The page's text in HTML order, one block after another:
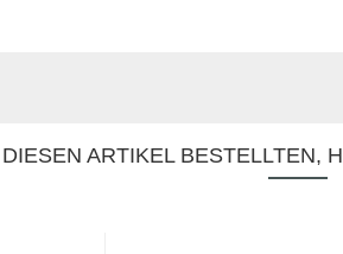
ARTIKEL BESTELLTEN,